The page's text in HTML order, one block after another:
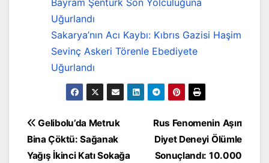
Uğurlandı
Sakarya’nın Acı Kaybı: Kıbrıs Gazisi Haşim
Sevinç Askeri Törenle Ebediyete
Uğurlandı
Yazı
gezinmesi
Rus Fenomenin Aşırı
Diyet Deneyi Ölümle
Sonuçlandı: 10.000
Gelibolu’da Metruk
Bina Çöktü: Sağanak
Yağış İkinci Katı Sokağa